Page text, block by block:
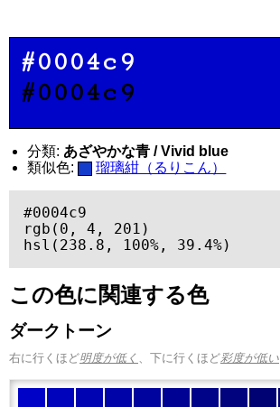
#0004c9
#0004c9
分類: あざやかな青 / Vivid blue
類似色:
瑠璃紺（るりこん）
#0004c9
rgb(0, 4, 201)
hsl(238.8, 100%, 39.4%)
この色に関連する色
ダークトーン
右に行くほど明度が低く 、下に行くほど彩度が低い